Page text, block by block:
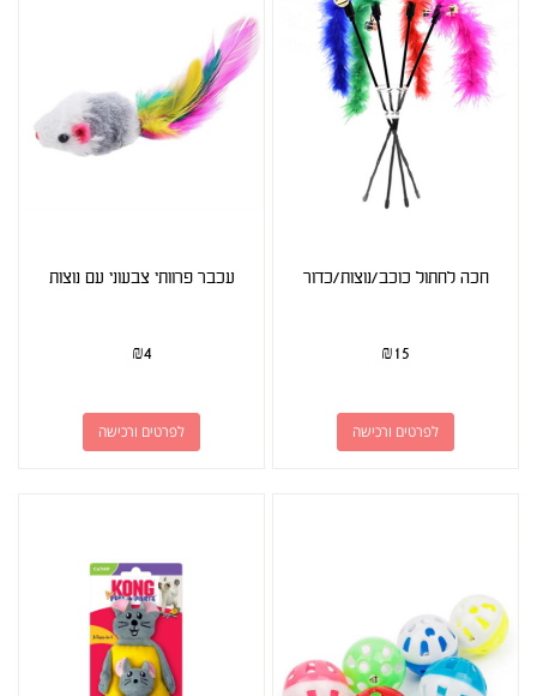
חכה לחתול כוכב/נוצות/כדור
₪15
לפרטים ורכישה
עכבר פרוותי צבעוני עם נוצות
₪4
לפרטים ורכישה